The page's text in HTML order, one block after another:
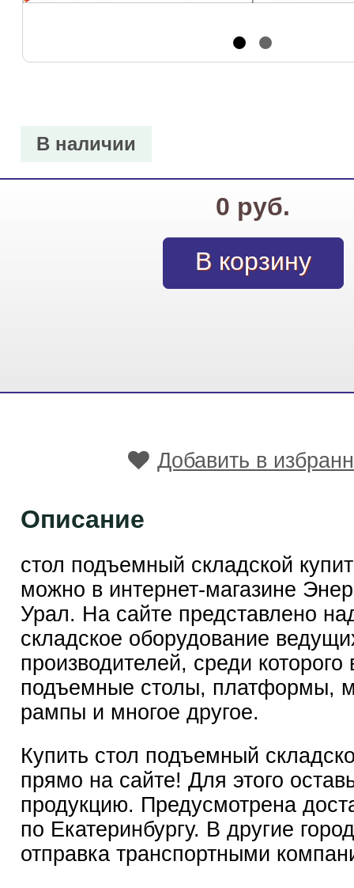
В наличии
0 руб.
Добавить в
Описание
стол подъемный складской
можно в интернет-магазине
Урал. На сайте представлено
складское оборудование
производителей, среди
подъемные столы, платформы,
рампы и многое другое.
Купить стол подъемный
прямо на сайте! Для этого
продукцию. Предусмотрена
по Екатеринбургу. В другие
отправка транспортными